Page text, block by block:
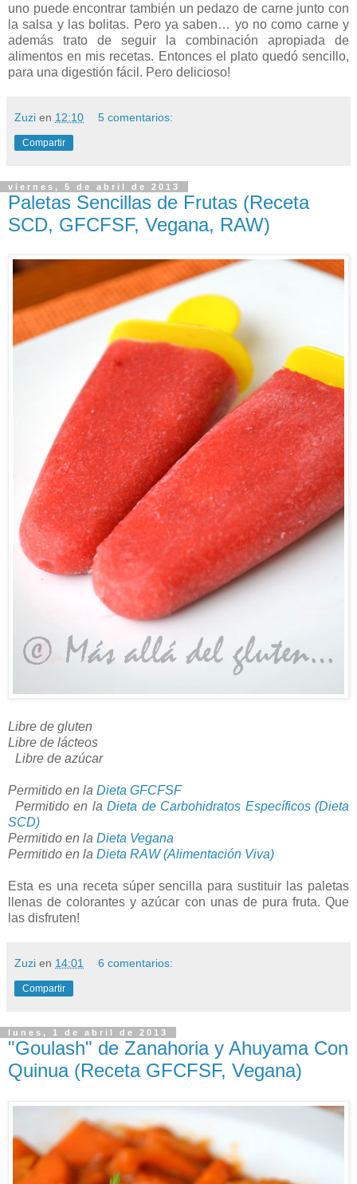
uno puede encontrar también un pedazo de carne junto con
la salsa y las bolitas. Pero ya saben… yo no como carne y
además trato de seguir la combinación apropiada de
alimentos en mis recetas. Entonces el plato quedó sencillo,
para una digestión fácil. Pero delicioso!
Zuzi en 12:10 5 comentarios:
Compartir
viernes, 5 de abril de 2013
Paletas Sencillas de Frutas (Receta
SCD, GFCFSF, Vegana, RAW)
Libre de gluten
Libre de lácteos
Libre de azúcar
Permitido en la Dieta GFCFSF
Permitido en laDieta de Carbohidratos Específicos (Dieta
SCD)
Permitido en la Dieta Vegana
Permitido en la Dieta RAW (Alimentación Viva)
Esta es una receta súper sencilla para sustituir las paletas
llenas de colorantes y azúcar con unas de pura fruta. Que
las disfruten!
Zuzi en 14:01 6 comentarios:
Compartir
lunes, 1 de abril de 2013
"Goulash" de Zanahoria y Ahuyama Con
Quinua (Receta GFCFSF, Vegana)